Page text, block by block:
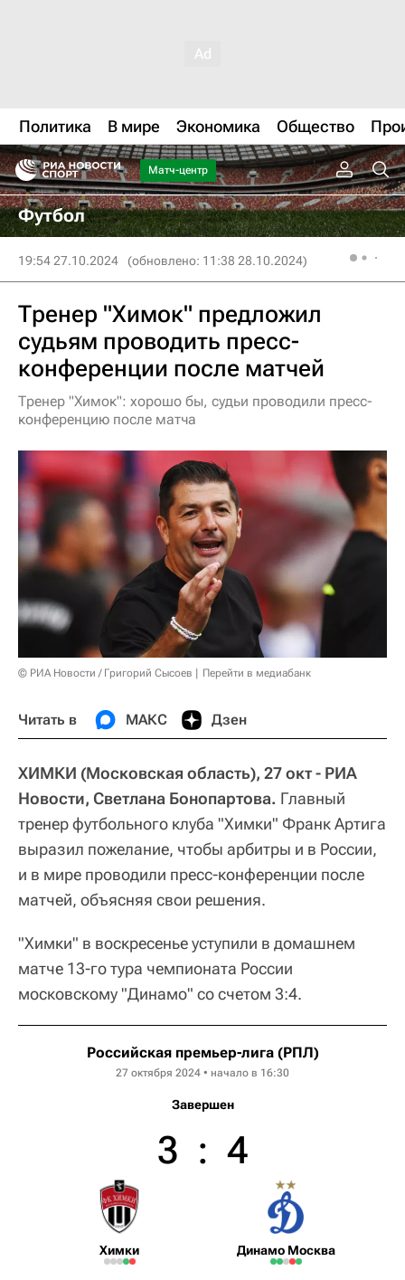
Политика В мире Экономика Общество
Матч-центр
Футбол
19:54 27.10.2024 (обновлено: 11:38 28.10.2024)
Тренер "Химок" предложил
судьям проводить пресс-
конференции после матчей
Тренер "Химок": хорошо бы, судьи проводили пресс-
конференцию после матча
© РИА Новости / Григорий Сысоев Перейти в медиабанк
Читать в МАКС Дзен
ХИМКИ (Московская область), 27 окт - РИА
Новости, Светлана Бонопартова. Главный
тренер футбольного клуба "Химки" Франк Артига
выразил пожелание, чтобы арбитры и в России,
и в мире проводили пресс-конференции после
матчей, объясняя свои решения.
"Химки" в воскресенье уступили в домашнем
матче 13-го тура чемпионата России
московскому "Динамо" со счетом 3:4.
Российская премьер-лига (РПЛ)
27 октября 2024 • начало в 16:30
Завершен
Химки
3 : 4
Динамо Москва